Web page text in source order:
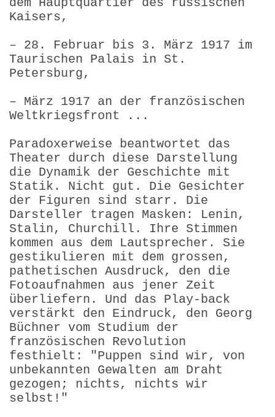
Kaisers,
– 28. Februar bis 3. März 1917 im
Taurischen Palais in St.
Petersburg,
– März 1917 an der französischen
Weltkriegsfront ...
Paradoxerweise beantwortet das
Theater durch diese Darstellung
die Dynamik der Geschichte mit
Statik. Nicht gut. Die Gesichter
der Figuren sind starr. Die
Darsteller tragen Masken: Lenin,
Stalin, Churchill. Ihre Stimmen
kommen aus dem Lautsprecher. Sie
gestikulieren mit dem grossen,
pathetischen Ausdruck, den die
Fotoaufnahmen aus jener Zeit
überliefern. Und das Play-back
verstärkt den Eindruck, den Georg
Büchner vom Studium der
französischen Revolution
festhielt: "Puppen sind wir, von
unbekannten Gewalten am Draht
gezogen; nichts, nichts wir
selbst!"